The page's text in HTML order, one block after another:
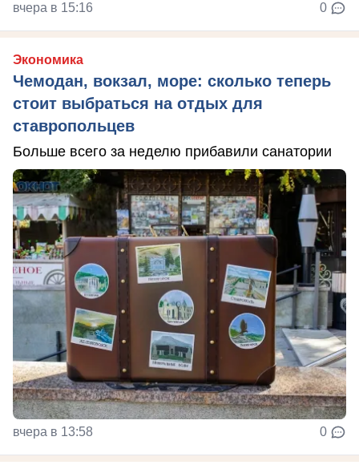
вчера в 15:16 0
Экономика
Чемодан, вокзал, море: сколько теперь
стоит выбраться на отдых для
ставропольцев
Больше всего за неделю прибавили санатории
вчера в 13:58 0